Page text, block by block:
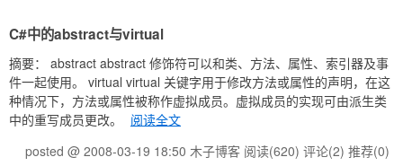
C#中的abstract与virtual
摘要： abstract abstract 修饰符可以和类、方法、属性、索引器及事
件一起使用。 virtual virtual 关键字用于修改方法或属性的声明，在这
种情况下，方法或属性被称作虚拟成员。虚拟成员的实现可由派生类
中的重写成员更改。
阅读全文
posted @ 2008-03-19 18:50 木子博客 阅读(620) 评论(2) 推荐(0)